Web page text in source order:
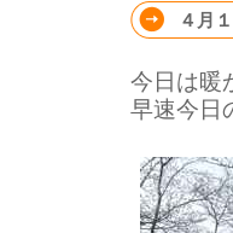
４月
今日は暖
早速今日